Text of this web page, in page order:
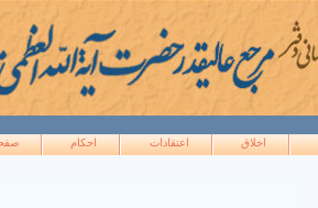
اخلاق اعتقادات احکام